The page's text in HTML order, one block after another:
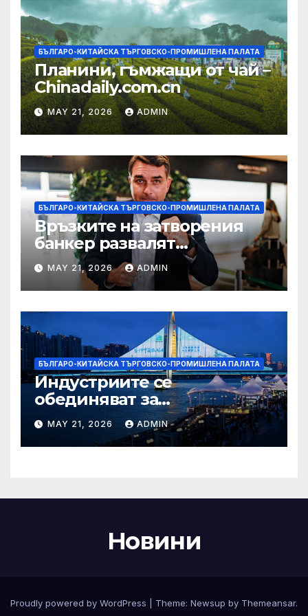
БЪЛГАРО-КИТАЙСКА ТЪРГОВСКО-ПРОМИШЛЕНА ПАЛАТА
Планини, гъмжащи от чай –
Chinadaily.com.cn
MAY 21, 2026 ADMIN
БЪЛГАРО-КИТАЙСКА ТЪРГОВСКО-ПРОМИШЛЕНА ПАЛАТА
Връзките на затворения
банкер развалят
надеждите на Флавио
Болсонаро за президент на
Бразилия
MAY 21, 2026 ADMIN
БЪЛГАРО-КИТАЙСКА ТЪРГОВСКО-ПРОМИШЛЕНА ПАЛАТА
Индустриите се
обединяват за
висококачествен растеж на
културния и
туристическия сектор
MAY 21, 2026 ADMIN
Новини
Proudly powered by WordPress Theme: Newsup by Themeansar.